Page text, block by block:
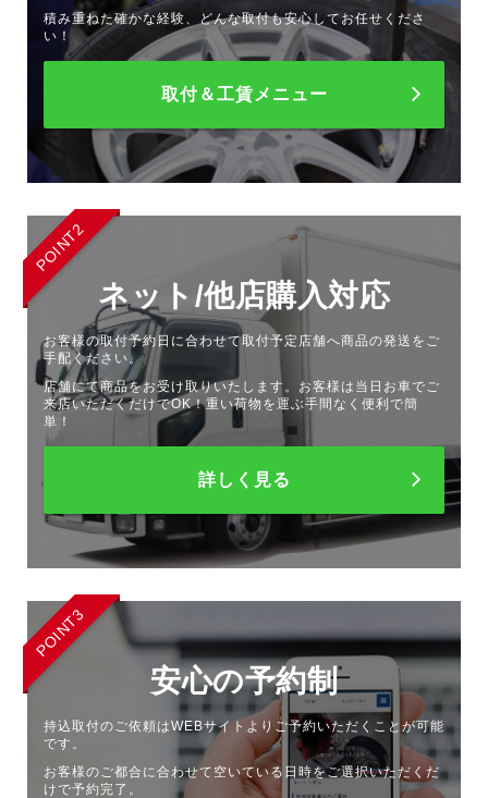
積み重ねた確かな経験、どんな取付も安心してお任せくださ
い！
取付＆工賃メニュー
POINT2
ネット/他店購入対応
お客様の取付予約日に合わせて取付予定店舗へ商品の発送をご
手配ください。
店舗にて商品をお受け取りいたします。お客様は当日お車でご
来店いただくだけでOK！重い荷物を運ぶ手間なく便利で簡
単！
詳しく見る
POINT3
安心の予約制
持込取付のご依頼はWEBサイトよりご予約いただくことが可能
です。
お客様のご都合に合わせて空いている日時をご選択いただくだ
けで予約完了。